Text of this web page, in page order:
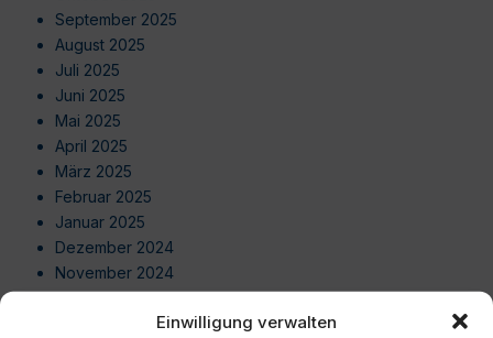
Einwilligung verwalten
September 2025
August 2025
Juli 2025
Juni 2025
Mai 2025
April 2025
März 2025
Februar 2025
Januar 2025
Dezember 2024
November 2024
Oktober 2024
September 2024